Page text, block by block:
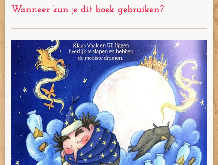
Wanneer kun je dit boek gebruiken?